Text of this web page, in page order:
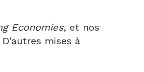
Economies, et nos
mises à